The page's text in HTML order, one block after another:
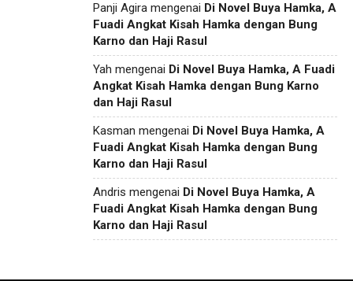
Panji Agira mengenai Di Novel Buya Hamka, A
Fuadi Angkat Kisah Hamka dengan Bung
Karno dan Haji Rasul
Yah mengenai Di Novel Buya Hamka, A Fuadi
Angkat Kisah Hamka dengan Bung Karno
dan Haji Rasul
Kasman mengenai Di Novel Buya Hamka, A
Fuadi Angkat Kisah Hamka dengan Bung
Karno dan Haji Rasul
Andris mengenai Di Novel Buya Hamka, A
Fuadi Angkat Kisah Hamka dengan Bung
Karno dan Haji Rasul